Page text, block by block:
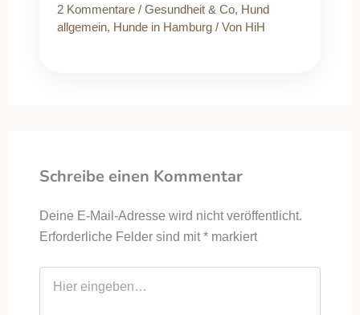
2 Kommentare / Gesundheit & Co, Hund
allgemein, Hunde in Hamburg/ Von HiH
Schreibe einen Kommentar
Deine E-Mail-Adresse wird nicht veröffentlicht.
Erforderliche Felder sind mit*markiert
Hier eingeben…